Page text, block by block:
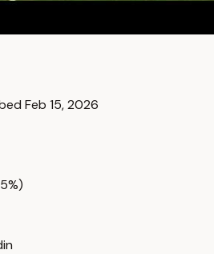
Feb 15, 2026